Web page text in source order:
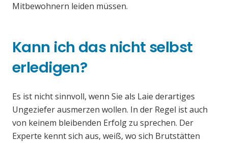
Mitbewohnern leiden müssen.
Kann ich das nicht selbst
erledigen?
Es ist nicht sinnvoll, wenn Sie als Laie derartiges
Ungeziefer ausmerzen wollen. In der Regel ist auch
von keinem bleibenden Erfolg zu sprechen. Der
Experte kennt sich aus, weiß, wo sich Brutstätten